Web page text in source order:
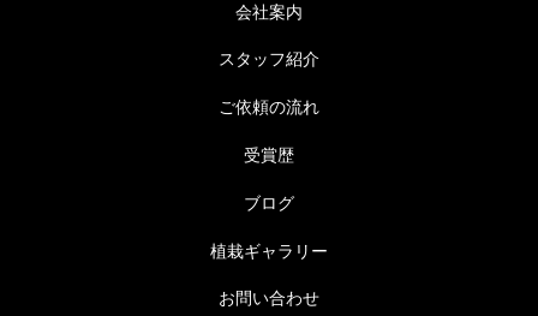
会社案内
スタッフ紹介
ご依頼の流れ
受賞歴
ブログ
植栽ギャラリー
お問い合わせ